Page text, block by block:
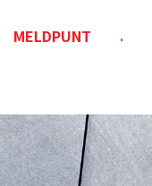
MELDPUNT